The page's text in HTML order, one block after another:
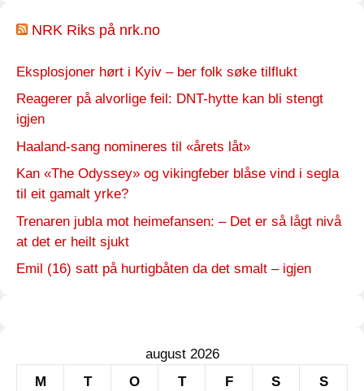
NRK Riks på nrk.no
Eksplosjoner hørt i Kyiv – ber folk søke tilflukt
Reagerer på alvorlige feil: DNT-hytte kan bli stengt
igjen
Haaland-sang nomineres til «årets låt»
Kan «The Odyssey» og vikingfeber blåse vind i segla
til eit gamalt yrke?
Trenaren jubla mot heimefansen: – Det er så lågt nivå
at det er heilt sjukt
Emil (16) satt på hurtigbåten da det smalt – igjen
august 2026
M
T O T F S S